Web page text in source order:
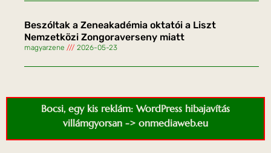
Beszóltak a Zeneakadémia oktatói a Liszt
Nemzetközi Zongoraverseny miatt
magyarzene 2026-05-23
Bocsi, egy kis reklám: WordPress hibajavítás
villámgyorsan -> onmediaweb.eu